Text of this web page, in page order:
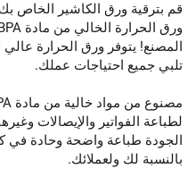
المصنع! يتوفر ورق الحرارة عالي
تلبي جميع احتياجات عملك.
لطباعة الفواتير والإيصالات
الجودة طباعة واضحة وحادة في
بالنسبة لك ولعملائك.